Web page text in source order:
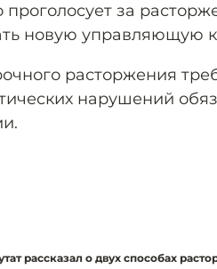
за
новую управляющую
расторжения
нарушений
рассказал о двух способах